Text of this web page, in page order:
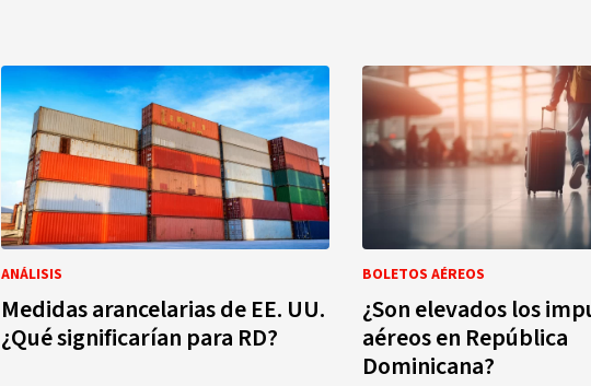
ANÁLISIS
Medidas arancelarias de EE. UU.
¿Qué significarían para RD?
BOLETOS AÉREOS
¿Son elevados los
aéreos en República
Dominicana?